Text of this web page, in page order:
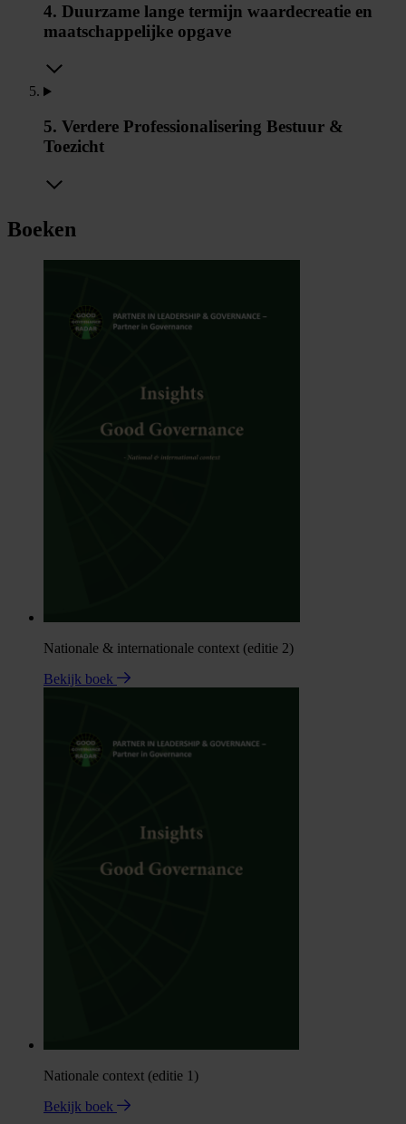
4. Duurzame lange termijn waardecreatie en
maatschappelijke opgave
5. Verdere Professionalisering Bestuur &
Toezicht
Boeken
Nationale & internationale context (editie 2)
Bekijk boek
Nationale context (editie 1)
Bekijk boek